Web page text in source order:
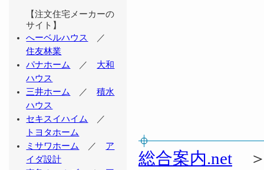
総合案内.net
【注文住宅メーカーの
サイト】
へーベルハウス
／
住友林業
パナホーム
／ 大和
ハウス
三井ホーム
／積水
ハウス
セキスイハイム
／
トヨタホーム
ミサワホーム
／ ア
イダ設計